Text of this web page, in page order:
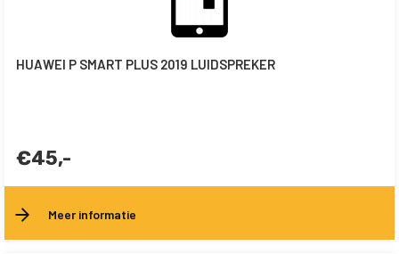
HUAWEI P SMART PLUS 2019 LUIDSPREKER
€45,-
Meer informatie